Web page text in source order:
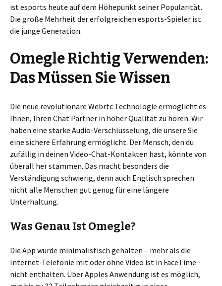
ist esports heute auf dem Höhepunkt seiner Popularität.
Die große Mehrheit der erfolgreichen esports-Spieler ist
die junge Generation.
Omegle Richtig Verwenden:
Das Müssen Sie Wissen
Die neue revolutionäre Webrtc Technologie ermöglicht es
Ihnen, Ihren Chat Partner in hoher Qualität zu hören. Wir
haben eine starke Audio-Verschlüsselung, die unsere Sie
eine sichere Erfahrung ermöglicht. Der Mensch, den du
zufällig in deinen Video-Chat-Kontakten hast, könnte von
überall her stammen. Das macht besonders die
Verständigung schwierig, denn auch Englisch sprechen
nicht alle Menschen gut genug für eine längere
Unterhaltung.
Was Genau Ist Omegle?
Die App wurde minimalistisch gehalten – mehr als die
Internet-Telefonie mit oder ohne Video ist in FaceTime
nicht enthalten. Über Apples Anwendung ist es möglich,